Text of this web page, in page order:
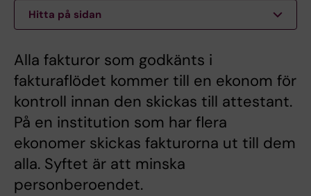
Hitta på sidan
Alla fakturor som godkänts i
fakturaflödet kommer till en ekonom för
kontroll innan den skickas till attestant.
På en institution som har flera
ekonomer skickas fakturorna ut till dem
alla. Syftet är att minska
personberoendet.